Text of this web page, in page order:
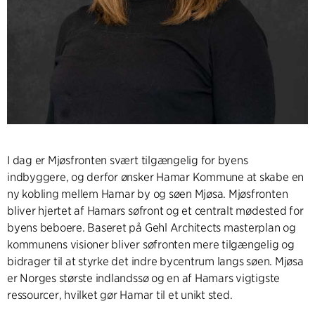
I dag er Mjøsfronten svært tilgængelig for byens
indbyggere, og derfor ønsker Hamar Kommune at skabe en
ny kobling mellem Hamar by og søen Mjøsa. Mjøsfronten
bliver hjertet af Hamars søfront og et centralt mødested for
byens beboere. Baseret på Gehl Architects masterplan og
kommunens visioner bliver søfronten mere tilgængelig og
bidrager til at styrke det indre bycentrum langs søen. Mjøsa
er Norges største indlandssø og en af Hamars vigtigste
ressourcer, hvilket gør Hamar til et unikt sted.